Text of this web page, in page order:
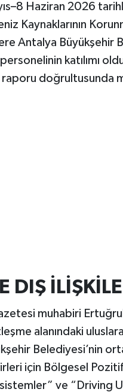
Haziran 2026
Kaynaklarının
Antalya Büyükşehir
personelinin katılımı
doğrultusunda
DIŞ
muhabiri
alanındaki
Belediyesi’nin
için Bölgesel
ve “Driving